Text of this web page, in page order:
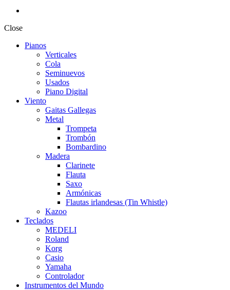
Close
Pianos
Verticales
Cola
Seminuevos
Usados
Piano Digital
Viento
Gaitas Gallegas
Metal
Trompeta
Trombón
Bombardino
Madera
Clarinete
Flauta
Saxo
Armónicas
Flautas irlandesas (Tin Whistle)
Kazoo
Teclados
MEDELI
Roland
Korg
Casio
Yamaha
Controlador
Instrumentos del Mundo